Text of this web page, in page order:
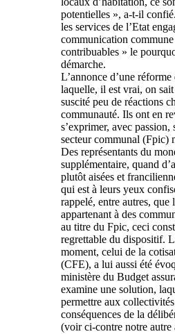
potentielles », a-t-il
les services de l’Etat
communication
contribuables » le
démarche.
L’annonce d’une
laquelle, il est vrai, on
suscité peu de réactions
communauté. Ils ont en
s’exprimer, avec
secteur communal (Fpic)
Des représentants du
supplémentaire, quand
plutôt aisées et
qui est à leurs yeux
rappelé, entre autres, que
appartenant à des
au titre du Fpic, ceci
regrettable du dispositif.
moment, celui de la
(CFE), a lui aussi été
ministère du Budget
examine une solution,
permettre aux
conséquences de la
(voir ci-contre notre autre